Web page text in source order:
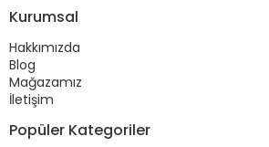
Kurumsal
Hakkımızda
Blog
Mağazamız
İletişim
Popüler Kategoriler